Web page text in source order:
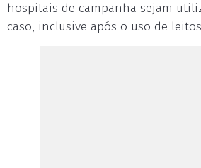
hospitais de campanha sejam
caso, inclusive após o uso de